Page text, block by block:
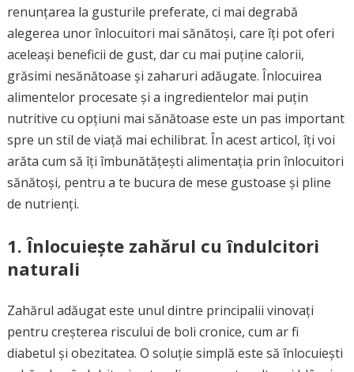
renunțarea la gusturile preferate, ci mai degrabă
alegerea unor înlocuitori mai sănătoși, care îți pot oferi
aceleași beneficii de gust, dar cu mai puține calorii,
grăsimi nesănătoase și zaharuri adăugate. Înlocuirea
alimentelor procesate și a ingredientelor mai puțin
nutritive cu opțiuni mai sănătoase este un pas important
spre un stil de viață mai echilibrat. În acest articol, îți voi
arăta cum să îți îmbunătățești alimentația prin înlocuitori
sănătoși, pentru a te bucura de mese gustoase și pline
de nutrienți.
1.Înlocuiește zahărul cu îndulcitori
naturali
Zahărul adăugat este unul dintre principalii vinovați
pentru creșterea riscului de boli cronice, cum ar fi
diabetul și obezitatea. O soluție simplă este să înlocuiești